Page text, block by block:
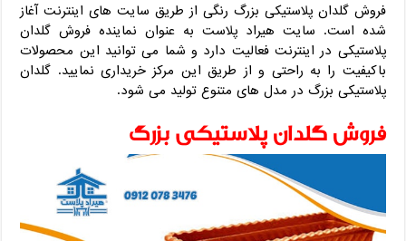
فروش گلدان پلاستیکی بزرگ رنگی از طریق سایت های اینترنت آغاز
شده است. سایت هیراد پلاست به عنوان نماینده فروش گلدان
پلاستیکی در اینترنت فعالیت دارد و شما می توانید این محصولات
باکیفیت را به راحتی و از طریق این مرکز خریداری نمایید. گلدان
پلاستیکی بزرگ در مدل های متنوع تولید می شود.
فروش گلدان پلاستیکی بزرگ